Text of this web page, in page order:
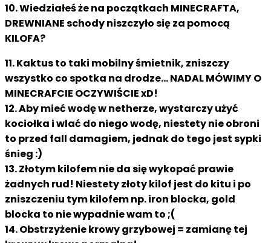
10. Wiedziałeś że na początkach MINECRAFTA,
DREWNIANE schody niszczyło się za pomocą
KILOFA?
11. Kaktus to taki mobilny śmietnik, zniszczy
wszystko co spotka na drodze... NADAL MÓWIMY O
MINECRAFCIE OCZYWIŚCIE xD!
12. Aby mieć wodę w netherze, wystarczy użyć
kociołka i wlać do niego wodę, niestety nie obroni
to przed fall damagiem, jednak do tego jest sypki
śnieg :)
13. Złotym kilofem nie da się wykopać prawie
żadnych rud! Niestety złoty kilof jest do kitu i po
zniszczeniu tym kilofem np. iron blocka, gold
blocka to nie wypadnie wam to ;(
14. Obstrzyżenie krowy grzybowej = zamianę tej